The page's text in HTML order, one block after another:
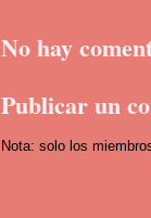
No hay
Publicar un
Nota: solo los